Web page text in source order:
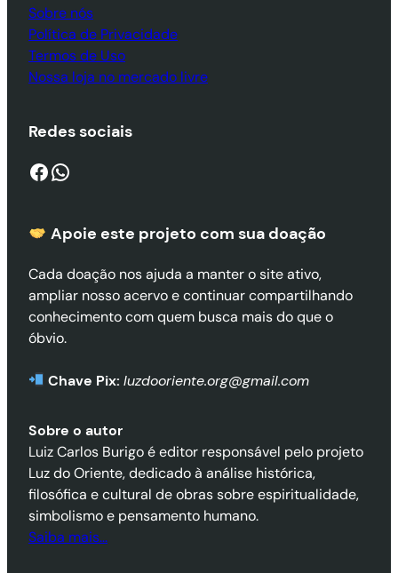
Sobre nós
Política de Privacidade
Termos de Uso
Nossa loja no mercado livre
Redes sociais
Facebook WhatsApp
Apoie este projeto com sua doação
Cada doação nos ajuda a manter o site ativo,
ampliar nosso acervo e continuar compartilhando
conhecimento com quem busca mais do que o
óbvio.
Chave Pix: luzdooriente.org@gmail.com
Sobre o autor
Luiz Carlos Burigo é editor responsável pelo projeto
Luz do Oriente, dedicado à análise histórica,
filosófica e cultural de obras sobre espiritualidade,
simbolismo e pensamento humano.
Saiba mais…